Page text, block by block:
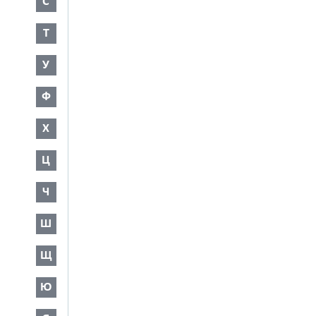
Т
У
Ф
Х
Ц
Ч
Ш
Щ
Ю